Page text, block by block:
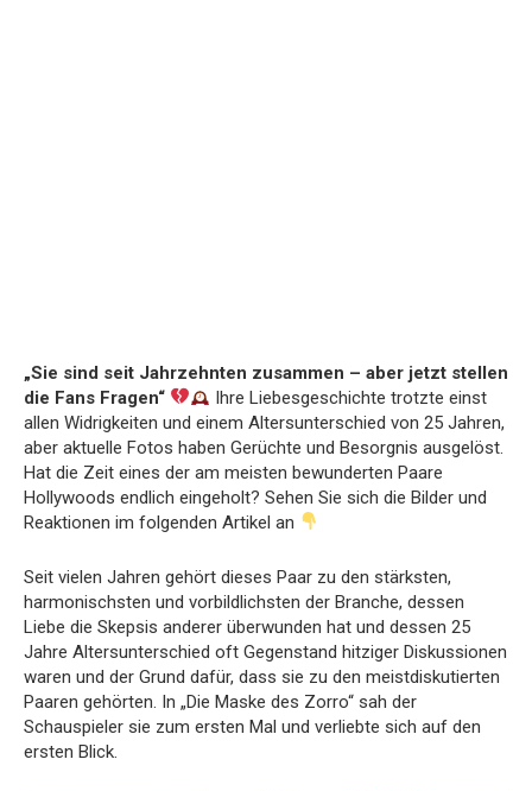
„Sie sind seit Jahrzehnten zusammen – aber jetzt stellen
die Fans Fragen“
Ihre Liebesgeschichte trotzte einst
allen Widrigkeiten und einem Altersunterschied von 25 Jahren,
aber aktuelle Fotos haben Gerüchte und Besorgnis ausgelöst.
Hat die Zeit eines der am meisten bewunderten Paare
Hollywoods endlich eingeholt? Sehen Sie sich die Bilder und
Reaktionen im folgenden Artikel an
Seit vielen Jahren gehört dieses Paar zu den stärksten,
harmonischsten und vorbildlichsten der Branche, dessen
Liebe die Skepsis anderer überwunden hat und dessen 25
Jahre Altersunterschied oft Gegenstand hitziger Diskussionen
waren und der Grund dafür, dass sie zu den meistdiskutierten
Paaren gehörten. In „Die Maske des Zorro“ sah der
Schauspieler sie zum ersten Mal und verliebte sich auf den
ersten Blick.